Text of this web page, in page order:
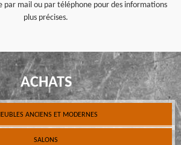
par mail ou par téléphone pour des informations
plus précises.
ACHATS
ANCIENS ET MODERNES
SALONS